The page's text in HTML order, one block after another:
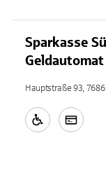
Sparkasse
Geldautomat
Hauptstraße 93,